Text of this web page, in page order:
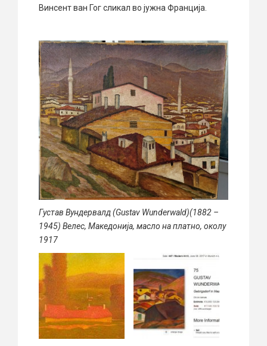
Винсент ван Гог сликал во јужна Франција.
Густав Вундервалд (Gustav Wunderwald)(1882 –
1945) Велес, Македонија, масло на платно, околу
1917